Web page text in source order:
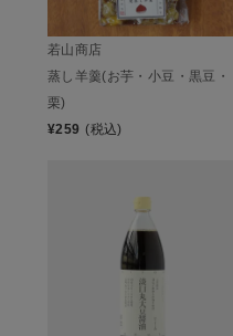
若山商店
蒸し羊羹(お芋・小豆・黒豆・
栗)
¥259 (税込)